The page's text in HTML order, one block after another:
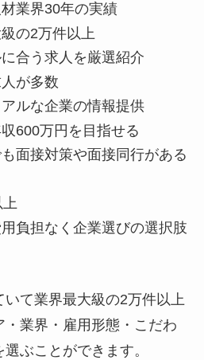
業界30年の実績
の2万件以上
合う求人を厳選紹介
が多数
ルな企業の情報提供
600万円を目指せる
面接対策や面接同行がある
負担なく企業選びの選択肢
て業界最大級の2万件以上
業界・雇用形態・こだわ
ぶことができます。